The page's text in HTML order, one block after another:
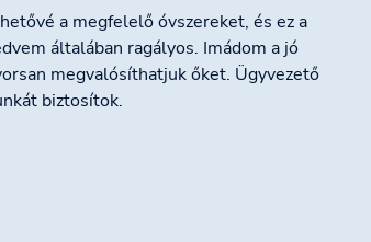
a megfelelő óvszereket, és ez a
általában ragályos. Imádom a jó
megvalósíthatjuk őket. Ügyvezető
biztosítok.